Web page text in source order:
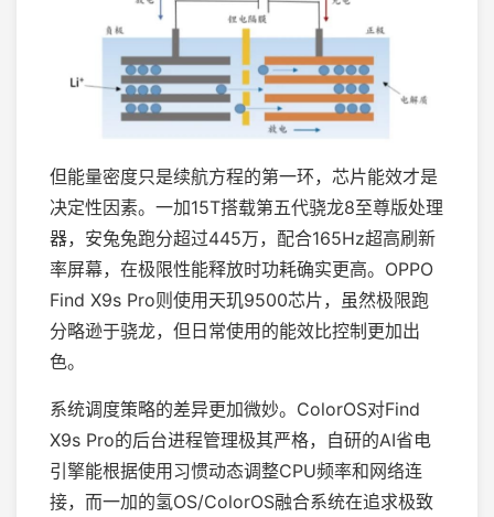
但能量密度只是续航方程的第一环，芯片能效才是
决定性因素。一加15T搭载第五代骁龙8至尊版处理
器，安兔兔跑分超过445万，配合165Hz超高刷新
率屏幕，在极限性能释放时功耗确实更高。OPPO
Find X9s Pro则使用天玑9500芯片，虽然极限跑
分略逊于骁龙，但日常使用的能效比控制更加出
色。
系统调度策略的差异更加微妙。ColorOS对Find
X9s Pro的后台进程管理极其严格，自研的AI省电
引擎能根据使用习惯动态调整CPU频率和网络连
接，而一加的氢OS/ColorOS融合系统在追求极致